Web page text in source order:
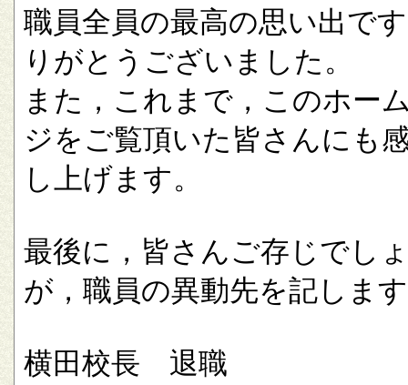
職員全員の最高の思い出で
りがとうございました。
また，これまで，このホー
ジをご覧頂いた皆さんにも
し上げます。
最後に，皆さんご存じでし
が，職員の異動先を記しま
横田校長 退職